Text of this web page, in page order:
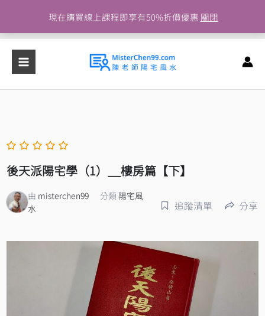
現在購買線上課程即享有50%折價優惠 關閉
主
容
後天派陽宅學（1）__樓房篇【下】
由 misterchen99 分類 陽宅風
水
追蹤清單 分享